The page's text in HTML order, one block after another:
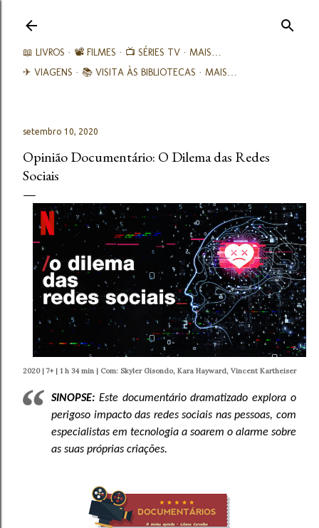
📖 LIVROS 📽️ FILMES 📺 SÉRIES TV
MAIS…
✈ VIAGENS
📚︎ VISITA ÀS BIBLIOTECAS MAIS…
setembro 10, 2020
Opinião Documentário: O Dilema das Redes
Sociais
2020 | 7+ | 1 h 34 min | Com: Skyler Gisondo, Kara Hayward, Vincent Kartheiser
SINOPSE: Este documentário dramatizado explora o
perigoso impacto das redes sociais nas pessoas, com
especialistas em tecnologia a soarem o alarme sobre
as suas próprias criações.